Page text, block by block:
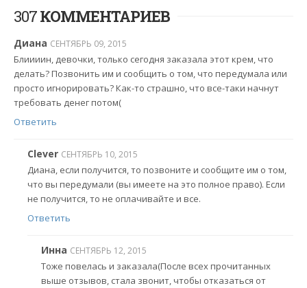
307КОММЕНТАРИЕВ
Диана СЕНТЯБРЬ 09, 2015
Блиииин, девочки, только сегодня заказала этот крем, что
делать? Позвонить им и сообщить о том, что передумала или
просто игнорировать? Как-то страшно, что все-таки начнут
требовать денег потом(
Ответить
Clever СЕНТЯБРЬ 10, 2015
Диана, если получится, то позвоните и сообщите им о том,
что вы передумали (вы имеете на это полное право). Если
не получится, то не оплачивайте и все.
Ответить
Инна СЕНТЯБРЬ 12, 2015
Тоже повелась и заказала(После всех прочитанных
выше отзывов, стала звонит, чтобы отказаться от